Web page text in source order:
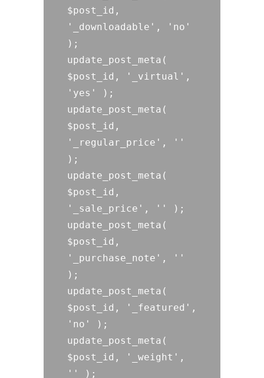
$post_id,
'_downloadable', 'no'
);
update_post_meta(
$post_id, '_virtual',
'yes' );
update_post_meta(
$post_id,
'_regular_price', ''
);
update_post_meta(
$post_id,
'_sale_price', '' );
update_post_meta(
$post_id,
'_purchase_note', ''
);
update_post_meta(
$post_id, '_featured',
'no' );
update_post_meta(
$post_id, '_weight',
'' );